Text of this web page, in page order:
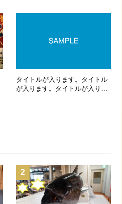
タイトルが入ります。タイトル
が入ります。タイトルが入りま
2